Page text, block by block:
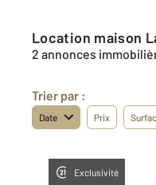
Location maison
2 annonces
Trier par :
Date Prix
Exclusivité